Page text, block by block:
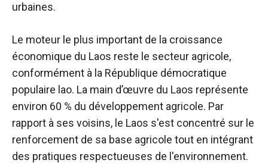
urbaines.
Le moteur le plus important de la croissance
économique du Laos reste le secteur agricole,
conformément à la République démocratique
populaire lao. La main d’œuvre du Laos représente
environ 60 % du développement agricole. Par
rapport à ses voisins, le Laos s'est concentré sur le
renforcement de sa base agricole tout en intégrant
des pratiques respectueuses de l'environnement.